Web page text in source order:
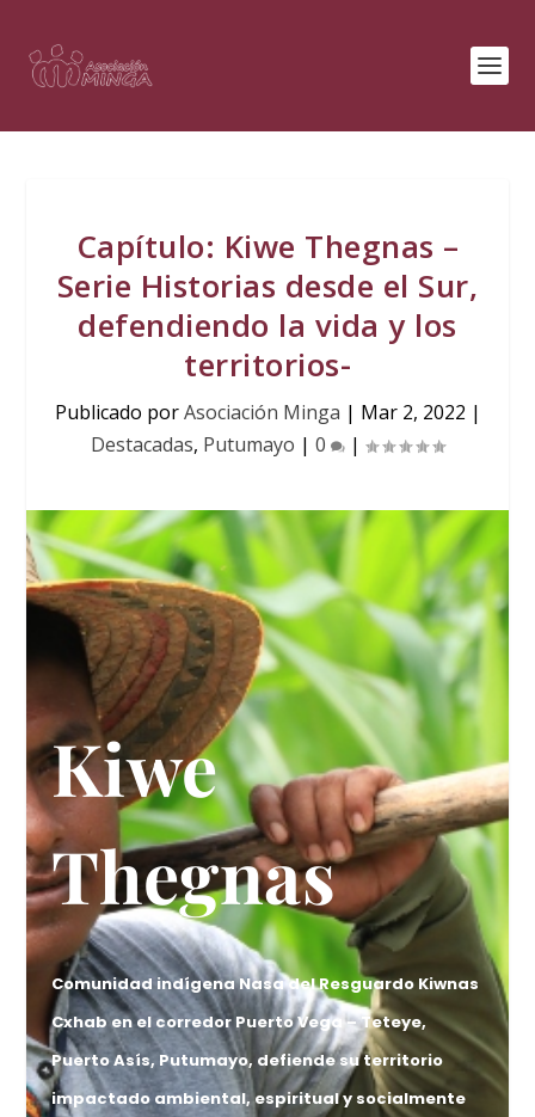
Capítulo: Kiwe Thegnas –
Serie Historias desde el Sur,
defendiendo la vida y los
territorios-
Publicado porAsociación Minga | Mar 2, 2022 |
Destacadas, Putumayo | 0 |
Kiwe
Thegnas
Comunidad indígena Nasa del Resguardo Kiwnas
Cxhab en el corredor Puerto Vega – Teteye,
Puerto Asís, Putumayo, defiende su territorio
impactado ambiental, espiritual y socialmente